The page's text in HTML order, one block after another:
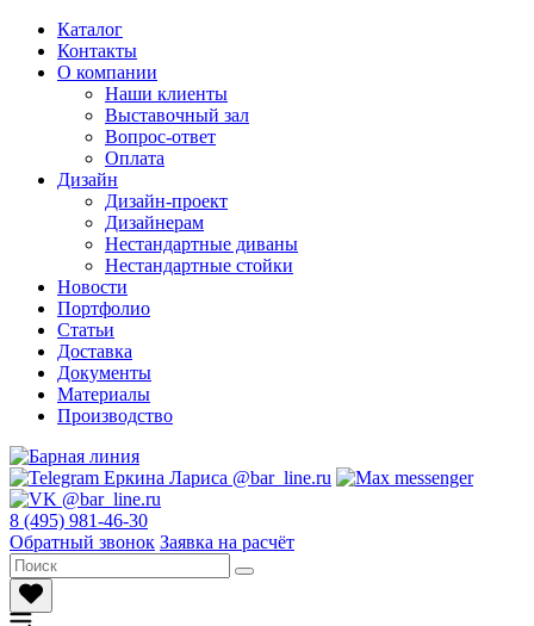
Каталог
Контакты
О компании
Наши клиенты
Выставочный зал
Вопрос-ответ
Оплата
Дизайн
Дизайн-проект
Дизайнерам
Нестандартные диваны
Нестандартные стойки
Новости
Портфолио
Статьи
Доставка
Документы
Материалы
Производство
8 (495) 981-46-30
Обратный звонок Заявка на расчёт